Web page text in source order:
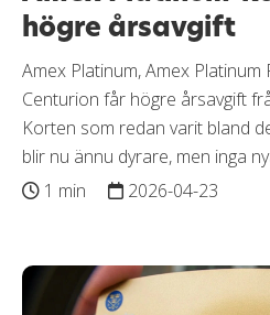
högre årsavgift
Amex Platinum, Amex
Centurion får högre årsavgift
Korten som redan varit bland
blir nu ännu dyrare, men inga
1 min
2026-04-23